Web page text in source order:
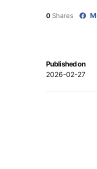
0 Shares
Published on
2026-02-27